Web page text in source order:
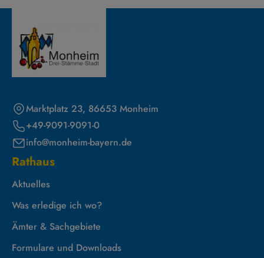
Marktplatz 23, 86653 Monheim
+49-9091-9091-0
info@monheim-bayern.de
Rathaus
Aktuelles
Was erledige ich wo?
Ämter & Sachgebiete
Formulare und Downloads